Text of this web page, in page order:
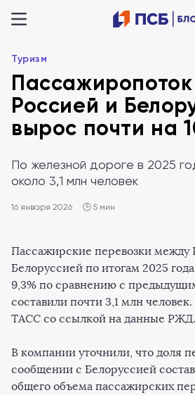
Туризм
Россией и
вырос почти на
По железной дороге в 2025
около 3,1 млн человек
16 января 2026 🕒 5 мин
Пассажирские перевозки между
Белоруссией по итогам 2025
9,3% по сравнению с
составили почти 3,1 млн
ТАСС со ссылкой на данные РЖД.
В компании уточнили, что доля
сообщении с Белоруссией
общего объема пассажирских